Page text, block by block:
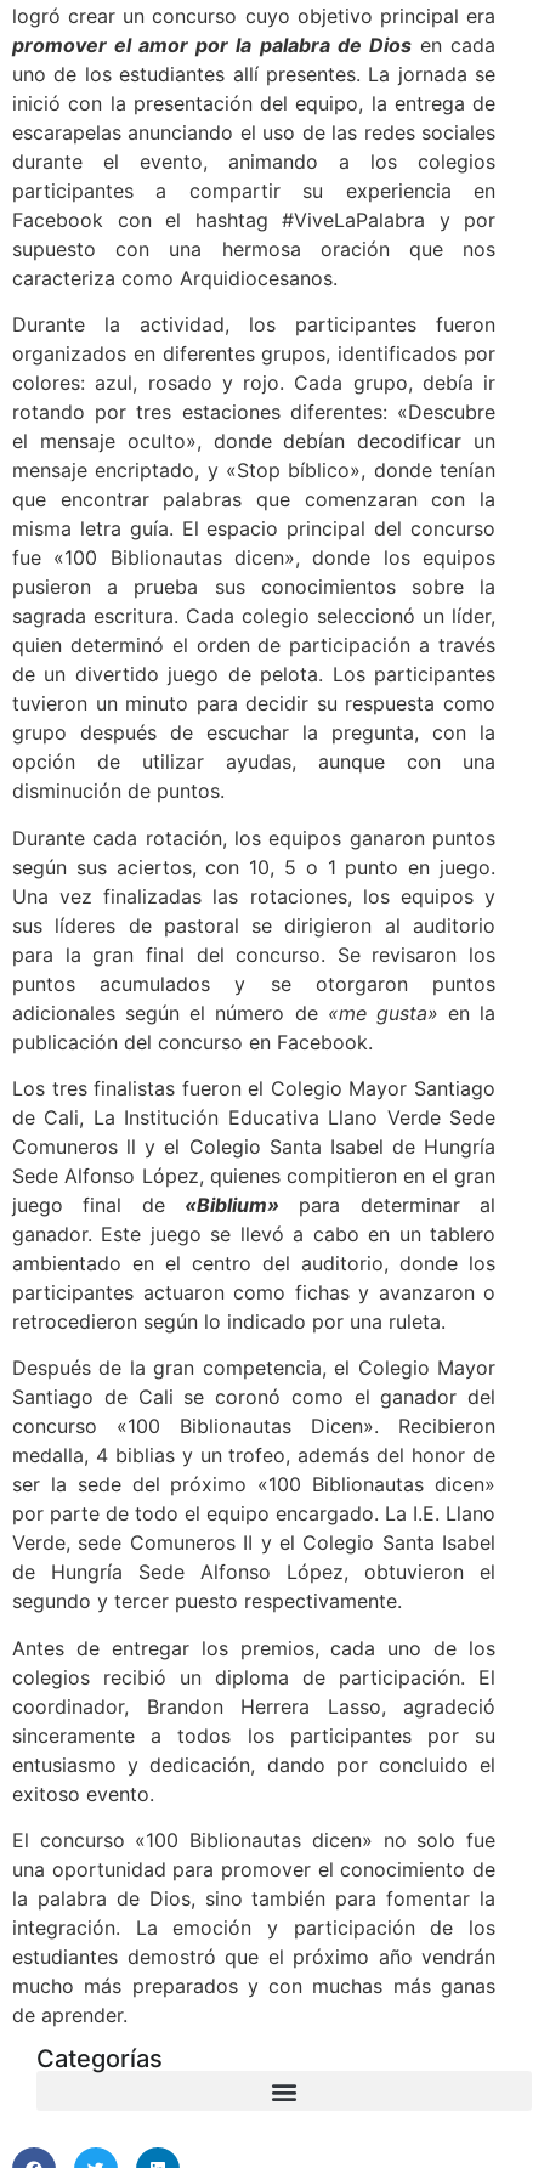
logró crear un concurso cuyo objetivo principal era
promover el amor por la palabra de Diosen cada
uno de los estudiantes allí presentes. La jornada se
inició con la presentación del equipo, la entrega de
escarapelas anunciando el uso de las redes sociales
durante el evento, animando a los colegios
participantes a compartir su experiencia en
Facebook con el hashtag #ViveLaPalabra y por
supuesto con una hermosa oración que nos
caracteriza como Arquidiocesanos.
Durante la actividad, los participantes fueron
organizados en diferentes grupos, identificados por
colores: azul, rosado y rojo. Cada grupo, debía ir
rotando por tres estaciones diferentes: «Descubre
el mensaje oculto», donde debían decodificar un
mensaje encriptado, y «Stop bíblico», donde tenían
que encontrar palabras que comenzaran con la
misma letra guía. El espacio principal del concurso
fue «100 Biblionautas dicen», donde los equipos
pusieron a prueba sus conocimientos sobre la
sagrada escritura. Cada colegio seleccionó un líder,
quien determinó el orden de participación a través
de un divertido juego de pelota. Los participantes
tuvieron un minuto para decidir su respuesta como
grupo después de escuchar la pregunta, con la
opción de utilizar ayudas, aunque con una
disminución de puntos.
Durante cada rotación, los equipos ganaron puntos
según sus aciertos, con 10, 5 o 1 punto en juego.
Una vez finalizadas las rotaciones, los equipos y
sus líderes de pastoral se dirigieron al auditorio
para la gran final del concurso. Se revisaron los
puntos acumulados y se otorgaron puntos
adicionales según el número de«me gusta» en la
publicación del concurso en Facebook.
Los tres finalistas fueron el Colegio Mayor Santiago
de Cali, La Institución Educativa Llano Verde Sede
Comuneros ll y el Colegio Santa Isabel de Hungría
Sede Alfonso López, quienes compitieron en el gran
juego final de «Biblium» para determinar al
ganador. Este juego se llevó a cabo en un tablero
ambientado en el centro del auditorio, donde los
participantes actuaron como fichas y avanzaron o
retrocedieron según lo indicado por una ruleta.
Después de la gran competencia, el Colegio Mayor
Santiago de Cali se coronó como el ganador del
concurso «100 Biblionautas Dicen». Recibieron
medalla, 4 biblias y un trofeo, además del honor de
ser la sede del próximo «100 Biblionautas dicen»
por parte de todo el equipo encargado. La I.E. Llano
Verde, sede Comuneros II y el Colegio Santa Isabel
de Hungría Sede Alfonso López, obtuvieron el
segundo y tercer puesto respectivamente.
Antes de entregar los premios, cada uno de los
colegios recibió un diploma de participación. El
coordinador, Brandon Herrera Lasso, agradeció
sinceramente a todos los participantes por su
entusiasmo y dedicación, dando por concluido el
exitoso evento.
El concurso «100 Biblionautas dicen» no solo fue
una oportunidad para promover el conocimiento de
la palabra de Dios, sino también para fomentar la
integración. La emoción y participación de los
estudiantes demostró que el próximo año vendrán
mucho más preparados y con muchas más ganas
de aprender.
Categorías